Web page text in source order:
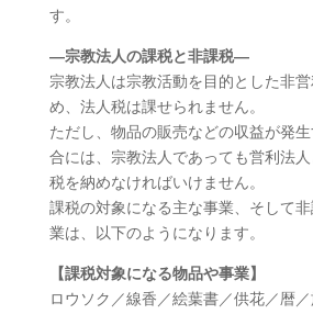
す。
―宗教法人の課税と非課税―
宗教法人は宗教活動を目的とした非
め、法人税は課せられません。
ただし、物品の販売などの収益が発
合には、宗教法人であっても営利法
税を納めなければいけません。
課税の対象になる主な事業、そして
業は、以下のようになります。
【課税対象になる物品や事業】
ロウソク／線香／絵葉書／供花／暦